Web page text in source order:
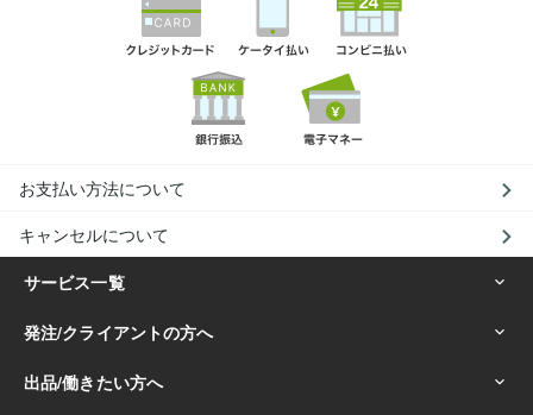
お支払い方法について
キャンセルについて